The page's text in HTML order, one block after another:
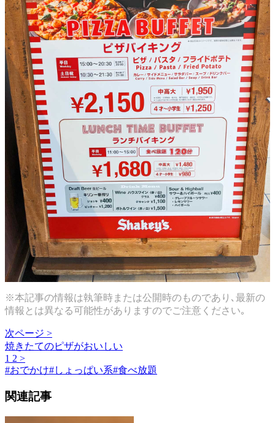
※本記事の情報は執筆時または公開時のものであり､最新の
情報とは異なる可能性がありますのでご注意ください｡
次ページ >
焼きたてのピザがおいしい
1 2 >
#おでかけ#しょっぱい系#食べ放題
関連記事